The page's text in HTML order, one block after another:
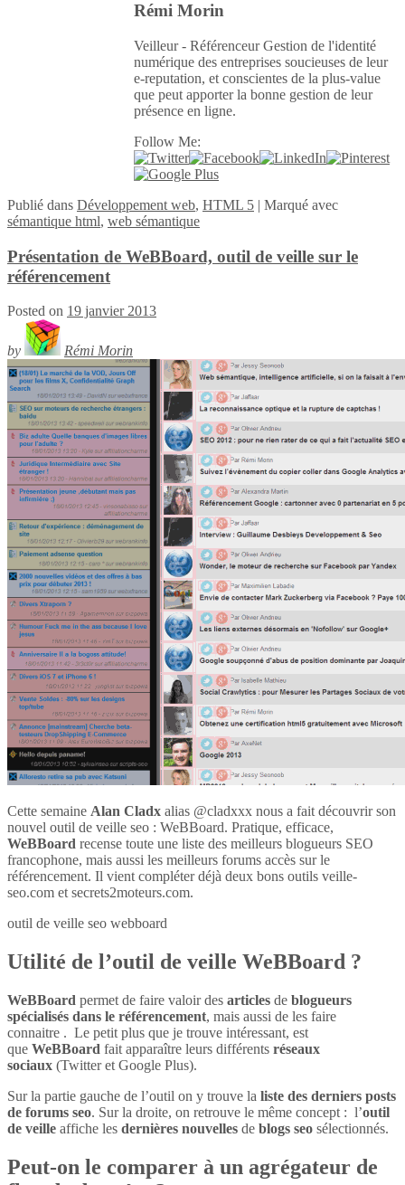
Rémi Morin
Veilleur - Référenceur Gestion de l'identité
numérique des entreprises soucieuses de leur
e-reputation, et conscientes de la plus-value
que peut apporter la bonne gestion de leur
présence en ligne.
Follow Me:
Publié dans Développement web, HTML 5 | Marqué avec
sémantique html, web sémantique
Présentation de WeBBoard, outil de veille sur le
référencement
Posted on 19 janvier 2013
by Rémi Morin
Cette semaine Alan Cladx alias @cladxxx nous a fait découvrir son
nouvel outil de veille seo : WeBBoard. Pratique, efficace,
WeBBoard recense toute une liste des meilleurs blogueurs SEO
francophone, mais aussi les meilleurs forums accès sur le
référencement. Il vient compléter déjà deux bons outils veille-
seo.com et secrets2moteurs.com.
outil de veille seo webboard
Utilité de l’outil de veille WeBBoard ?
WeBBoard permet de faire valoir des articles de blogueurs
spécialisés dans le référencement, mais aussi de les faire
connaitre . Le petit plus que je trouve intéressant, est
que WeBBoard fait apparaître leurs différents réseaux
sociaux (Twitter et Google Plus).
Sur la partie gauche de l’outil on y trouve la liste des derniers posts
de forums seo. Sur la droite, on retrouve le même concept : l’outil
de veille affiche les dernières nouvelles de blogs seo sélectionnés.
Peut-on le comparer à un agrégateur de